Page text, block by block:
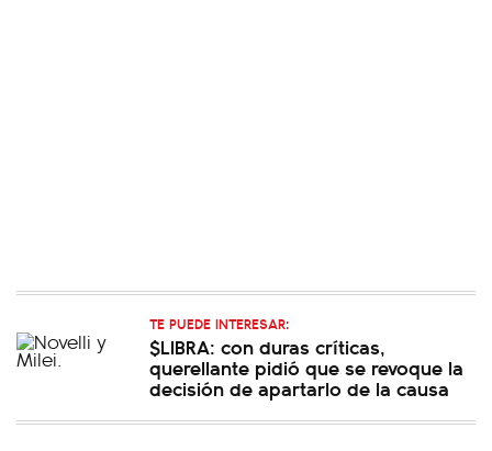
TE PUEDE INTERESAR:
$LIBRA: con duras críticas,
querellante pidió que se revoque la
decisión de apartarlo de la causa